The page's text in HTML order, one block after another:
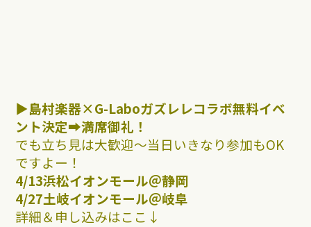
▶︎島村楽器×G-Laboガズレレコラボ無料イベ
ント決定➡︎満席御礼！
でも立ち見は大歓迎〜当日いきなり参加もOK
ですよー！
4/13浜松イオンモール＠静岡
4/27土岐イオンモール＠岐阜
詳細＆申し込みはここ↓